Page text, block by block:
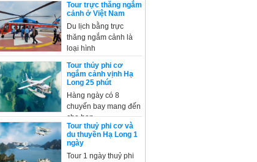
Tour trực thăng ngắm
cảnh ở Việt Nam
Du lịch bằng trực
thăng ngắm cảnh là
loại hình
Tour thủy phi cơ
ngắm cảnh vịnh Hạ
Long 25 phút
Hàng ngày có 8
chuyến bay mang đến
cho bạn
Tour thuỷ phi cơ và
du thuyền Hạ Long 1
ngày
Tour 1 ngày thuỷ phi